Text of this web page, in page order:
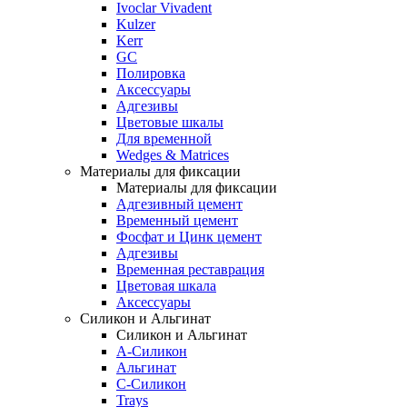
Ivoclar Vivadent
Kulzer
Kerr
GC
Полировка
Аксессуары
Адгезивы
Цветовые шкалы
Для временной
Wedges & Matrices
Материалы для фиксации
Материалы для фиксации
Адгезивный цемент
Временный цемент
Фосфат и Цинк цемент
Адгезивы
Временная реставрация
Цветовая шкала
Аксессуары
Силикон и Альгинат
Силикон и Альгинат
A-Силикон
Альгинат
C-Силикон
Trays